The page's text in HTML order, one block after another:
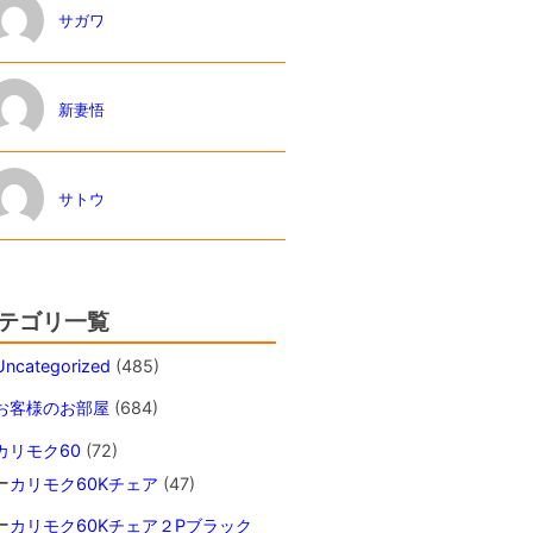
サガワ
新妻悟
サトウ
ゴリ一覧
(485)
客様のお部屋 (684)
リモク60 (72)
カリモク60Kチェア (47)
カリモク60Kチェア２Pブラック